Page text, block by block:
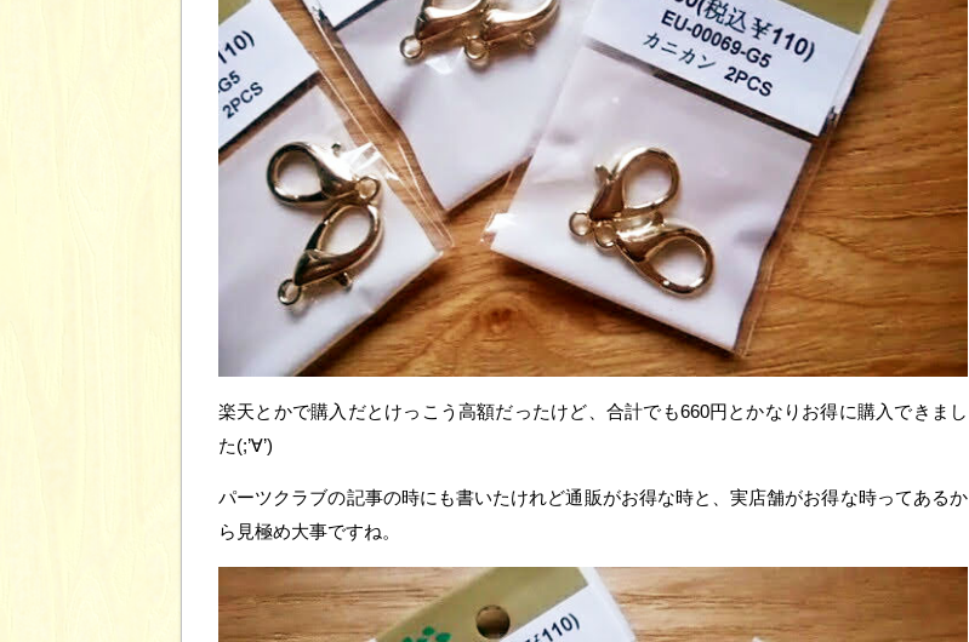
楽天とかで購入だとけっこう高額だったけど、合計でも660円とかなりお得に購入できまし
た(;’∀’)
パーツクラブの記事の時にも書いたけれど通販がお得な時と、実店舗がお得な時ってあるか
ら見極め大事ですね。